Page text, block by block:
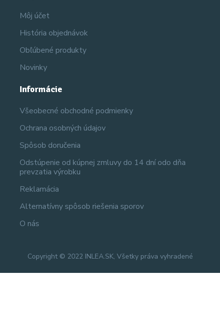
Môj účet
História objednávok
Obľúbené produkty
Novinky
Informácie
Všeobecné obchodné podmienky
Ochrana osobných údajov
Spôsob doručenia
Odstúpenie od kúpnej zmluvy do 14 dní odo dňa
prevzatia výrobku
Reklamácia
Alternatívny spôsob riešenia sporov
O nás
Copyright © 2022 INLEA.SK, Všetky práva vyhradené